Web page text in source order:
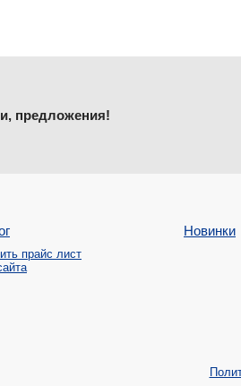
предложения!
прайс лист
Новинки